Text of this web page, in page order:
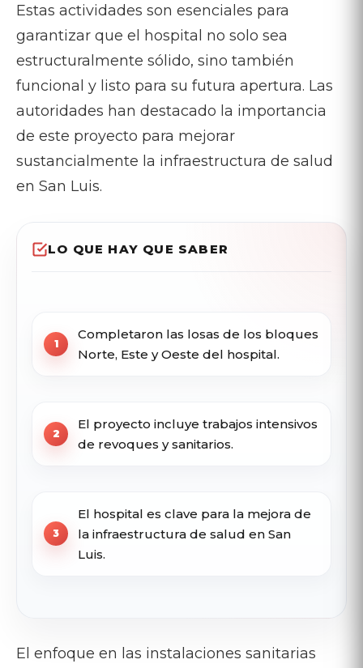
Estas actividades son esenciales para
garantizar que el hospital no solo sea
estructuralmente sólido, sino también
funcional y listo para su futura apertura. Las
autoridades han destacado la importancia
de este proyecto para mejorar
sustancialmente la infraestructura de salud
en San Luis.
LO QUE HAY QUE SABER
Completaron las losas de los bloques
Norte, Este y Oeste del hospital.
El proyecto incluye trabajos intensivos
de revoques y sanitarios.
El hospital es clave para la mejora de
la infraestructura de salud en San
Luis.
El enfoque en las instalaciones sanitarias